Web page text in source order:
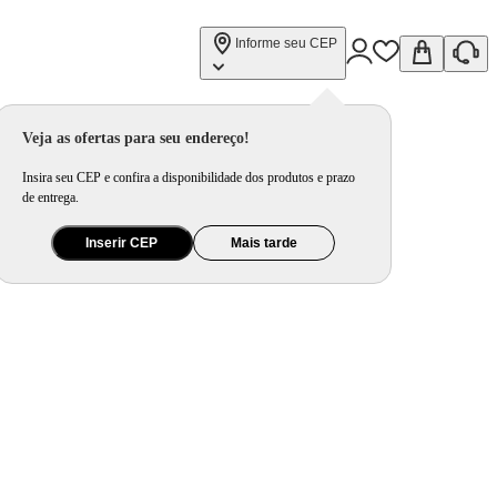
Informe seu CEP
Veja as ofertas para seu endereço!
Insira seu CEP e confira a disponibilidade dos produtos e prazo
de entrega.
Inserir CEP Mais tarde